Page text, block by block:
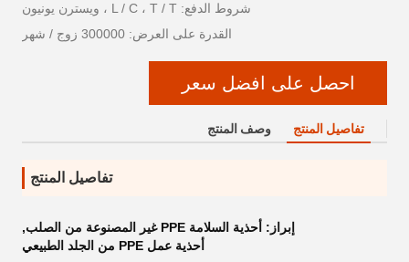
شروط الدفع: L / C ، T / T ، ويسترن يونيون
القدرة على العرض: 300000 زوج / شهر
احصل على افضل سعر
تفاصيل المنتج وصف المنتج
تفاصيل المنتج
إبراز: أحذية السلامة PPE غير المصنوعة من الصلب
,
أحذية عمل PPE من الجلد الطبيعي